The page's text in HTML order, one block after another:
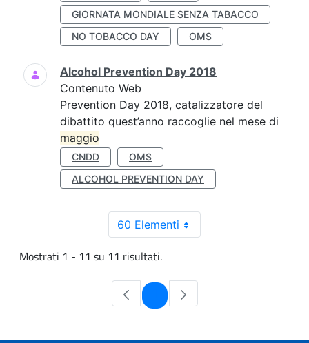
GIORNATA MONDIALE SENZA TABACCO
NO TOBACCO DAY
OMS
Alcohol Prevention Day 2018
Contenuto Web
Prevention Day 2018, catalizzatore del
dibattito quest’anno raccoglie nel mese di
maggio
CNDD
OMS
ALCOHOL PREVENTION DAY
60 Elementi
Mostrati 1 - 11 su 11 risultati.
Pagina